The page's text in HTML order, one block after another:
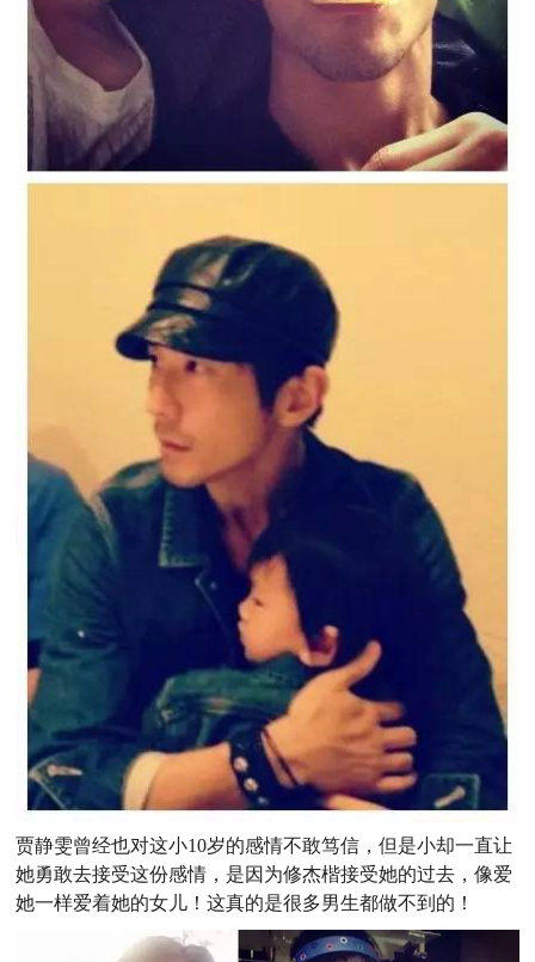
贾静雯曾经也对这小10岁的感情不敢笃信，但是小却一直让
她勇敢去接受这份感情，是因为修杰楷接受她的过去，像爱
她一样爱着她的女儿！这真的是很多男生都做不到的！